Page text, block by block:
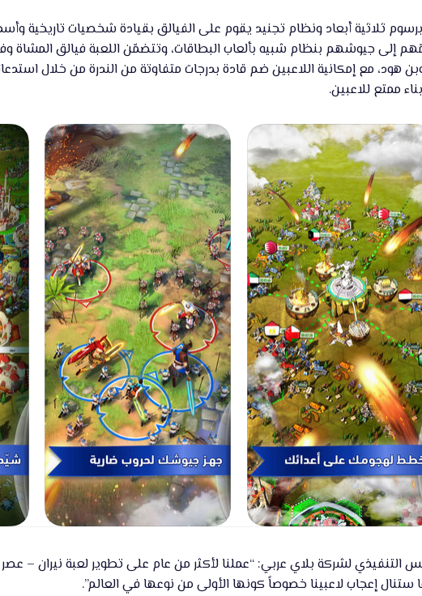
جيوشهم بنظام شبيه بألعاب البطاقات، وتتضمّن اللعبة فيالق المشاة
هود، مع إمكانية اللاعبين ضم قادة بدرجات متفاوتة من الندرة من خلال
ممتع للاعبين.
التنفيذي لشركة بلاي عربي: “عملنا لأكثر من عام على تطوير لعبة نيران – عصر
ستنال إعجاب لاعبينا خصوصاً كونها الأولى من نوعها في العالم”.